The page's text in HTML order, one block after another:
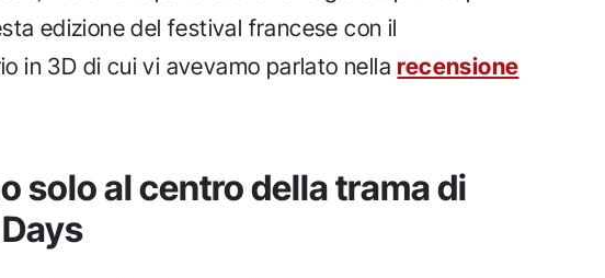
edizione del festival francese con il
in 3D di cui vi avevamo parlato nella recensione
solo al centro della trama di